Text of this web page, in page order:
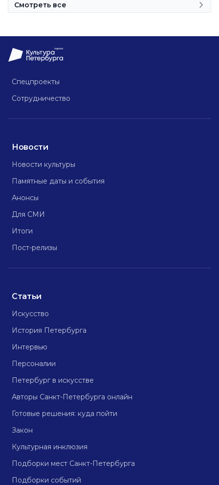
Смотреть все
Спецпроекты
Сотрудничество
Новости
Новости культуры
Памятные даты и события
Анонсы
Для СМИ
Итоги
Пост-релизы
Статьи
Искусство
История Петербурга
Интервью
Персоналии
Петербург в искусстве
Авторы Санкт-Петербурга онлайн
Готовые решения: куда пойти
Закон
Культурная инклюзия
Подборки мест Санкт-Петербурга
Подборки событий